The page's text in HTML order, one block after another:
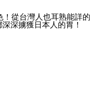
從台灣人也耳熟能
深擄獲日本人的胃！